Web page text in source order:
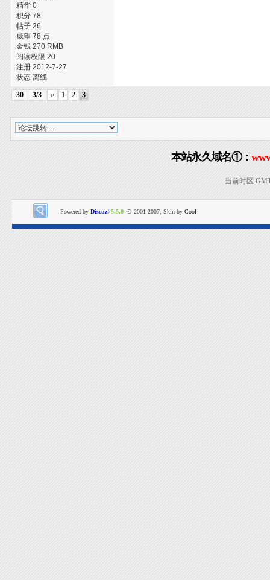
精华 0
积分 78
帖子 26
威望 78 点
金钱 270 RMB
阅读权限 20
注册 2012-7-27
状态 离线
30 3/3 ‹‹ 1 2 3
本站永久域名①：
当前时区
Powered by Discuz! 5.5.0 © 2001-2007, Skin by Cool